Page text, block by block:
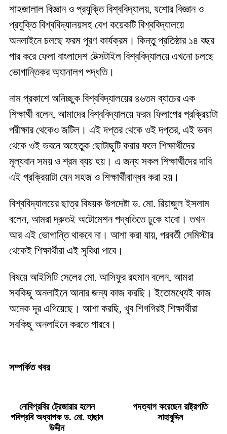
শাহজালাল বিজ্ঞান ও প্রযুক্তি বিশ্ববিদ্যালয়, যশোর বিজ্ঞান ও
প্রযুক্তি বিশ্ববিদ্যালয়সহ বেশ কয়েকটি বিশ্ববিদ্যালয়ে
অনলাইনে চলছে ফরম পূরণ কার্যক্রম। কিন্তু প্রতিষ্ঠার ১৪ বছর
পার করে ফেলা বাংলাদেশ টেক্সটাইল বিশ্ববিদ্যালয়ে এখনো চলছে
ভোগান্তিকর অ্যানালগ পদ্ধতি।
নাম প্রকাশে অনিচ্ছুক বিশ্ববিদ্যালয়ের ৪৬তম ব্যাচের এক
শিক্ষার্থী বলেন, আমাদের বিশ্ববিদ্যালয়ে ফরম ফিলাপের প্রক্রিয়াটা
পরীক্ষার থেকেও জটিল। এই দপ্তর থেকে ওই দপ্তর, এই ভবন
থেকে ওই ভবনে অহেতুক ছোটাছুটি করার ফলে শিক্ষার্থীদের
মূল্যবান সময় ও শ্রম ব্যয় হয়। এ জন্য সকল শিক্ষার্থীদের দাবি
এই প্রক্রিয়াটা যেন সহজ ও শিক্ষার্থীবান্ধব করা হয়।
বিশ্ববিদ্যালয়ের ছাত্র বিষয়ক উপদেষ্টা ড. মো. রিয়াজুল ইসলাম
বলেন, আমরা দ্রুতই অটোমেশন পদ্ধতিতে ঢুকে যাবো। তখন
আর এই ভোগান্তি থাকবে না। আশা করা যায়, পরবর্তী সেমিস্টার
থেকেই শিক্ষার্থীরা এই সুবিধা পাবে।
বিষয়ে আইসিটি সেলের মো. আসিফুর রহমান বলেন, আমরা
সবকিছু অনলাইনে আনার জন্য কাজ করছি। ইতোমধ্যেই কাজ
অনেক দূর এগিয়েছে। আশা করছি, খুব শিগগিরই শিক্ষার্থীরা
সবকিছু অনলাইনে করতে পারবে।
সম্পর্কিত খবর
নোবিপ্রবির ট্রেজারার হলেন
পবিপ্রবি অধ্যাপক ড. মো. হাছান
উদ্দীন
পদত্যাগ করেছেন রাষ্ট্রপতি
সাহাবুদ্দিন